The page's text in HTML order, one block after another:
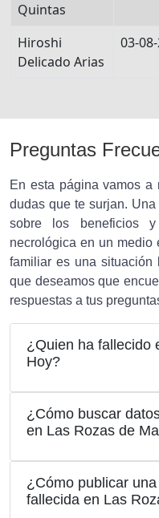
Quintas
Hiroshi
Delicado Arias
03-
Preguntas
En esta página vamos
dudas que te surjan.
sobre los beneficios
necrológica en un medio
familiar es una situación
que deseamos que
respuestas a tus
¿Quien ha fallecido
Hoy?
¿Cómo buscar
en Las Rozas de
¿Cómo publicar
fallecida en Las